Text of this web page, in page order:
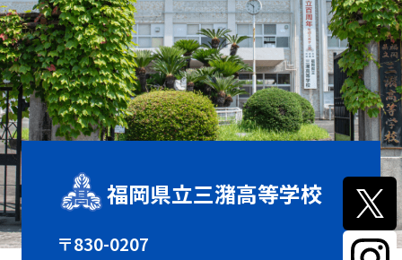
福岡県立三潴高等学校
〒830-0207